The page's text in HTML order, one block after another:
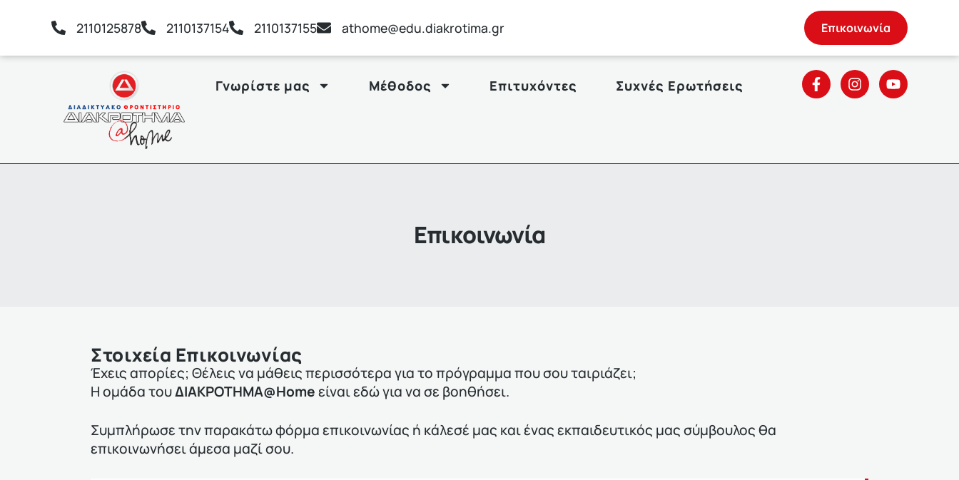
2110125878 2110137154 2110137155 athome@edu.diakrotima.gr Επικοινωνία
Γνωρίστε μας Μέθοδος Επιτυχόντες Συχνές Ερωτήσεις
Επικοινωνία
Στοιχεία Επικοινωνίας
Έχεις απορίες; Θέλεις να μάθεις περισσότερα για το πρόγραμμα που σου ταιριάζει;
Η ομάδα τουΔΙΑΚΡΟΤΗΜΑ@Homeείναι εδώ για να σε βοηθήσει.
Συμπλήρωσε την παρακάτω φόρμα επικοινωνίας ή κάλεσέ μας και ένας εκπαιδευτικός μας σύμβουλος θα
επικοινωνήσει άμεσα μαζί σου.